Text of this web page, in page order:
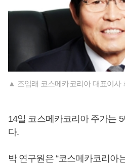
▲ 조임래 코스메카코리아 대표이사
14일 코스메카코리아 주가는
다.
박 연구원은 “코스메카코리아